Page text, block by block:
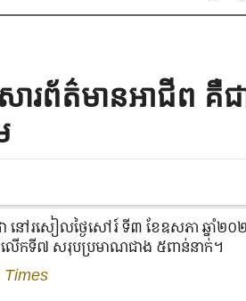
សារព័ត៌មានអាជីព គឺ
ជា នៅរសៀលថ្ងៃសៅរ៍ ទី៣ ខែឧសភា ឆ្ន
លើកទី៧ សរុបប្រមាណជាង ៥ពាន់នាក់។
Times